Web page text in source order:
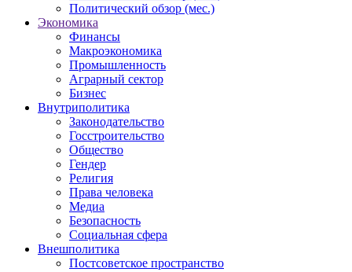
Политический обзор (мес.)
Экономика
Финансы
Макроэкономика
Промышленность
Аграрный сектор
Бизнес
Внутриполитика
Законодательство
Госстроительство
Общество
Гендер
Религия
Права человека
Медиа
Безопасность
Социальная сфера
Внешполитика
Постсоветское пространство